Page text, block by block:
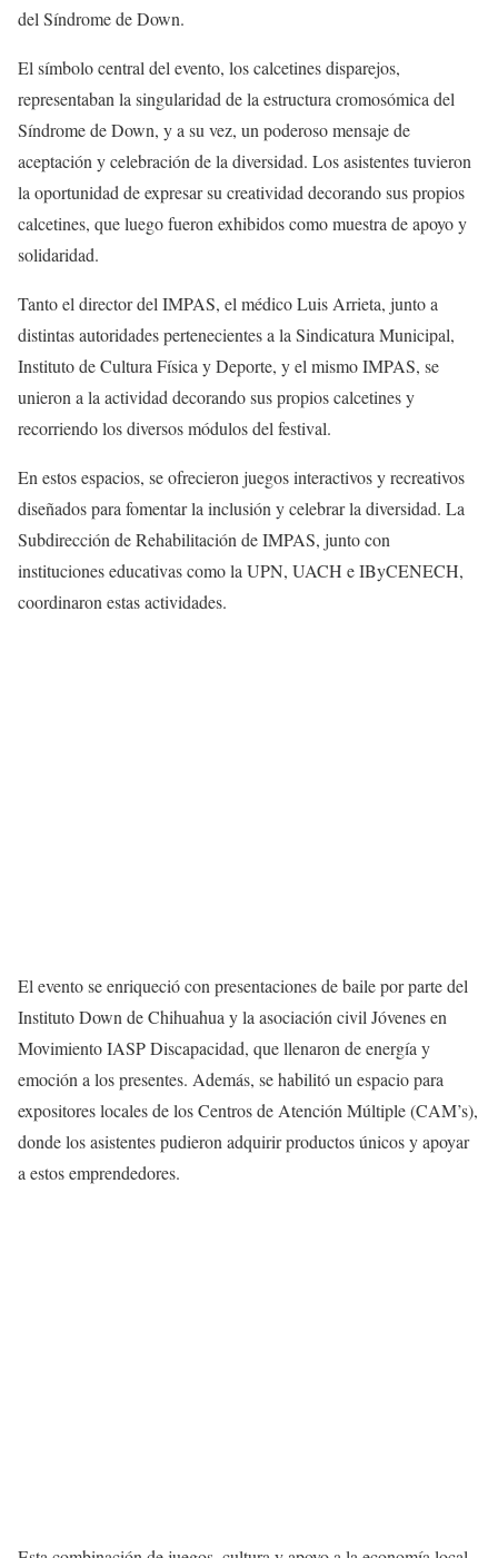
del Síndrome de Down.
El símbolo central del evento, los calcetines disparejos,
representaban la singularidad de la estructura cromosómica del
Síndrome de Down, y a su vez, un poderoso mensaje de
aceptación y celebración de la diversidad. Los asistentes tuvieron
la oportunidad de expresar su creatividad decorando sus propios
calcetines, que luego fueron exhibidos como muestra de apoyo y
solidaridad.
Tanto el director del IMPAS, el médico Luis Arrieta, junto a
distintas autoridades pertenecientes a la Sindicatura Municipal,
Instituto de Cultura Física y Deporte, y el mismo IMPAS, se
unieron a la actividad decorando sus propios calcetines y
recorriendo los diversos módulos del festival.
En estos espacios, se ofrecieron juegos interactivos y recreativos
diseñados para fomentar la inclusión y celebrar la diversidad. La
Subdirección de Rehabilitación de IMPAS, junto con
instituciones educativas como la UPN, UACH e IByCENECH,
coordinaron estas actividades.
El evento se enriqueció con presentaciones de baile por parte del
Instituto Down de Chihuahua y la asociación civil Jóvenes en
Movimiento IASP Discapacidad, que llenaron de energía y
emoción a los presentes. Además, se habilitó un espacio para
expositores locales de los Centros de Atención Múltiple (CAM’s),
donde los asistentes pudieron adquirir productos únicos y apoyar
a estos emprendedores.